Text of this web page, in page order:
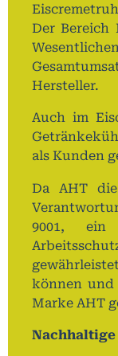
Der
Hersteller.
Auch im
als Kunden
Da AHT
9001, ein
können und
Marke AHT